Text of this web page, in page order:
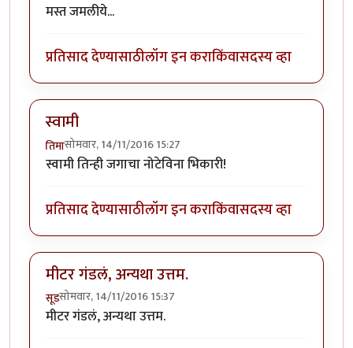
मस्त जमलीये...
प्रतिसाद देण्यासाठीलॉग इन कराकिंवासदस्य व्हा
स्वामी
तिमासोमवार, 14/11/2016 15:27
स्वामी तिन्ही जगाचा नोटेविना भिकारी!
प्रतिसाद देण्यासाठीलॉग इन कराकिंवासदस्य व्हा
मीटर गंडलं, अन्यथा उत्तम.
सूडसोमवार, 14/11/2016 15:37
मीटर गंडलं, अन्यथा उत्तम.